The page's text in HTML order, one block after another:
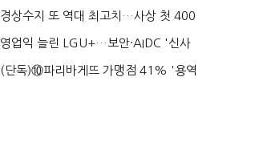
로이터에 성명...
경상수지 또 역대 최고치…사상 첫 400
억달러에 '3% 성...
영업익 늘린 LGU+…보안·AIDC '신사
업 드라이브'...
(단독)⑩파리바게뜨 가맹점 41% '용역